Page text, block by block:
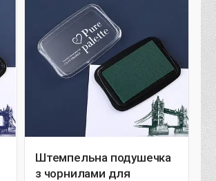
Штемпельна подушечка
з чорнилами для